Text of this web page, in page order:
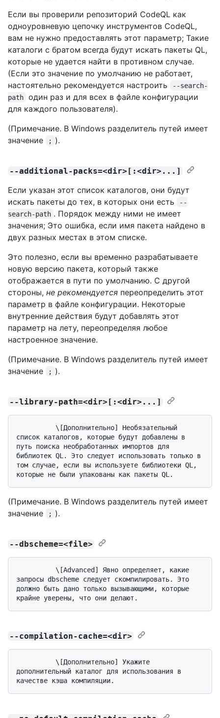
Если вы проверили репозиторий CodeQL как
одноуровневую цепочку инструментов CodeQL,
вам не нужно предоставлять этот параметр; Такие
каталоги с братом всегда будут искать пакеты QL,
которые не удается найти в противном случае.
(Если это значение по умолчанию не работает,
настоятельно рекомендуется настроить
--search-
path
один раз и для всех в файле конфигурации
для каждого пользователя).
(Примечание. В Windows разделитель путей имеет
значение
; ).
--additional-packs=<dir>[:<dir>...]
Если указан этот список каталогов, они будут
искать пакеты до тех, в которых они есть
--
search-path . Порядок между ними не имеет
значения; Это ошибка, если имя пакета найдено в
двух разных местах в этом списке.
Это полезно, если вы временно разрабатываете
новую версию пакета, который также
отображается в пути по умолчанию. С другой
стороны, не рекомендуется переопределить этот
параметр в файле конфигурации. Некоторые
внутренние действия будут добавлять этот
параметр на лету, переопределяя любое
настроенное значение.
(Примечание. В Windows разделитель путей имеет
значение
; ).
--library-path=<dir>[:<dir>...]
список каталогов, которые будут добавлены в
путь поиска необработанных импортов для
библиотек QL. Это следует использовать только в
том случае, если вы используете библиотеки QL,
(Примечание. В Windows разделитель путей имеет
значение
; ).
--dbscheme=<file>
запросы dbscheme следует скомпилировать. Это
должно быть дано только вызывающими, которые
--compilation-cache=<dir>
дополнительный каталог для использования в